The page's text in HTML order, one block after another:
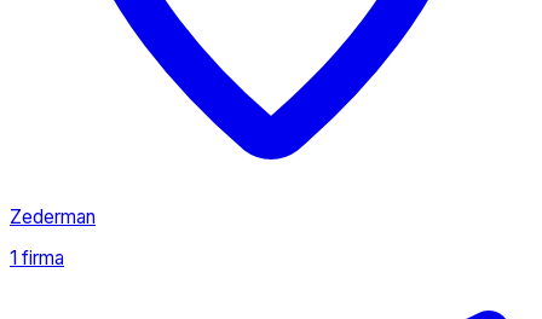
Zederman
1 firma